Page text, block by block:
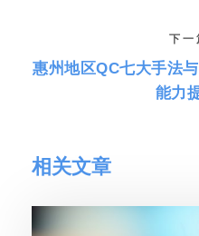
下一
惠州地区QC七大手法
能力
相关文章